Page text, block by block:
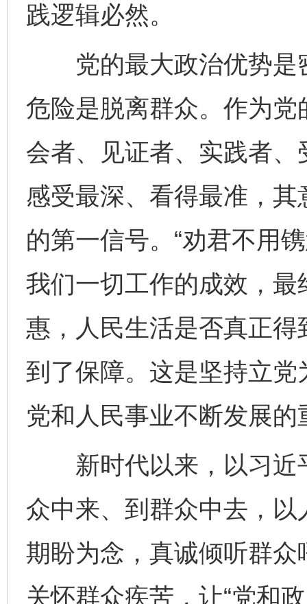
践逻辑必然。
党的最大政治优势是
危险是脱离群众。作为
会者、见证者、实践者
感受最深、看得最准，
的第一信号。“劝君不用
我们一切工作的成效，
惠，人民生活是否真正
到了保障。这是坚持立
党和人民事业不断发展的
新时代以来，以习近
众中来、到群众中去，
期盼为念，真诚倾听群
关怀群众疾苦，让“党和